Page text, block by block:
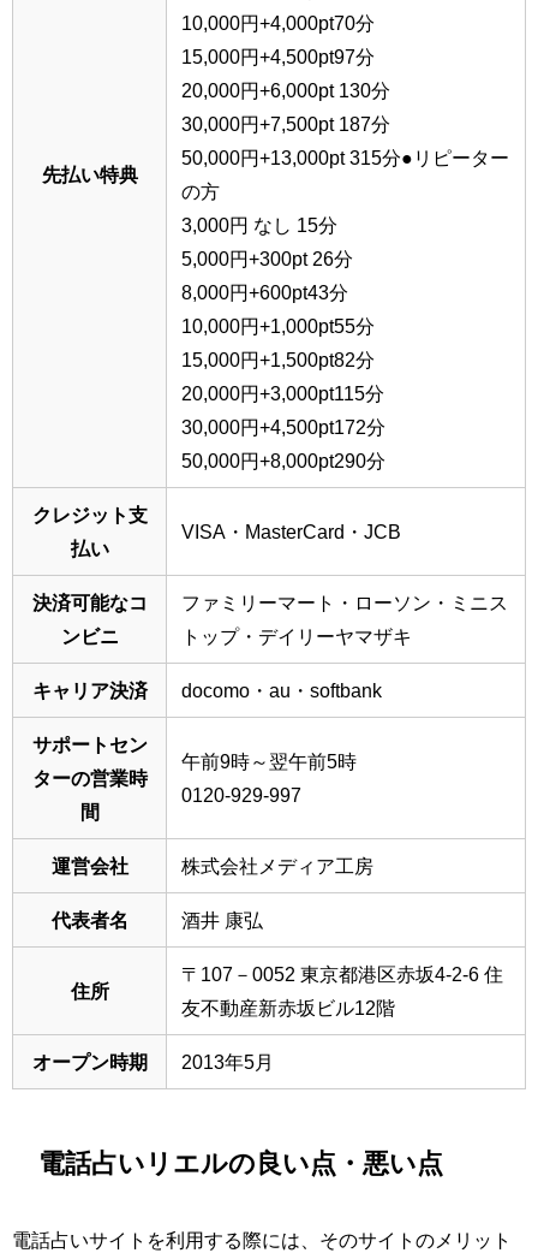
先払い特典
10,000円+4,000pt70分
15,000円+4,500pt97分
20,000円+6,000pt 130分
30,000円+7,500pt 187分
50,000円+13,000pt 315分●リピーター
の方
3,000円 なし 15分
5,000円+300pt 26分
8,000円+600pt43分
10,000円+1,000pt55分
15,000円+1,500pt82分
20,000円+3,000pt115分
30,000円+4,500pt172分
50,000円+8,000pt290分
クレジット支
払い
VISA・MasterCard・JCB
決済可能なコ
ンビニ
ファミリーマート・ローソン・ミニス
トップ・デイリーヤマザキ
キャリア決済 docomo・au・softbank
サポートセン
ターの営業時
間
午前9時～翌午前5時
0120-929-997
運営会社 株式会社メディア工房
代表者名 酒井 康弘
住所
〒107－0052 東京都港区赤坂4-2-6 住
友不動産新赤坂ビル12階
オープン時期 2013年5月
電話占いリエルの良い点・悪い点
電話占いサイトを利用する際には、そのサイトのメリット